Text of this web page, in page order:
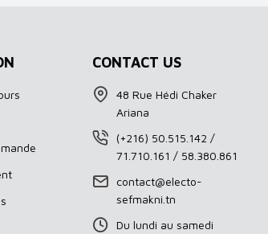
CONTACT US
48 Rue Hédi Chaker
Ariana
(+216) 50.515.142 /
71.710.161 / 58.380.861
contact@electo-
sefmakni.tn
Du lundi au samedi